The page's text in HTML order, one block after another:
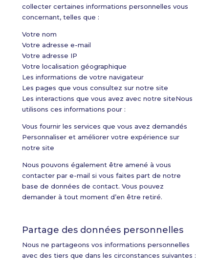
collecter certaines informations personnelles vous
concernant, telles que :
Votre nom
Votre adresse e-mail
Votre adresse IP
Votre localisation géographique
Les informations de votre navigateur
Les pages que vous consultez sur notre site
Les interactions que vous avez avec notre siteNous
utilisons ces informations pour :
Vous fournir les services que vous avez demandés
Personnaliser et améliorer votre expérience sur
notre site
Nous pouvons également être amené à vous
contacter par e-mail si vous faites part de notre
base de données de contact. Vous pouvez
demander à tout moment d’en être retiré.
Partage des données personnelles
Nous ne partageons vos informations personnelles
avec des tiers que dans les circonstances suivantes :